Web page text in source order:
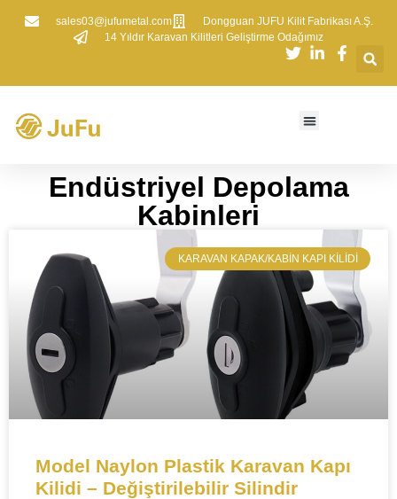
sales03@jufumetal.com
​Dongguan JUFU Kilit Fabrikası A.Ş.
​14 Yıldır Karavan Kilitleri Geliştirme Odağımız
​Endüstriyel Depolama
Kabinleri
​KARAVAN KAPAK/KABIN KAPI KILIDI
Model Naylon Plastik Karavan Kapı
Kilidi – Değiştirilebilir Silindir